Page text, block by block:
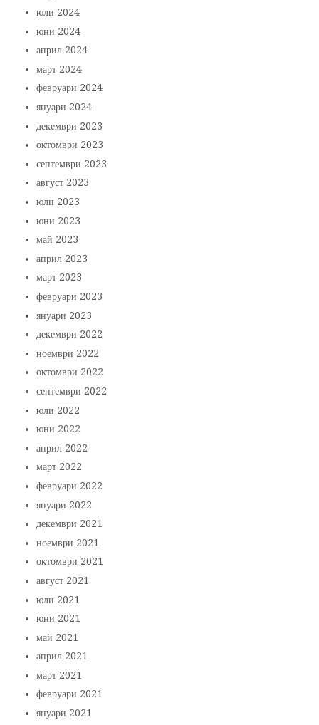
юли 2024
юни 2024
април 2024
март 2024
февруари 2024
януари 2024
декември 2023
октомври 2023
септември 2023
август 2023
юли 2023
юни 2023
май 2023
април 2023
март 2023
февруари 2023
януари 2023
декември 2022
ноември 2022
октомври 2022
септември 2022
юли 2022
юни 2022
април 2022
март 2022
февруари 2022
януари 2022
декември 2021
ноември 2021
октомври 2021
август 2021
юли 2021
юни 2021
май 2021
април 2021
март 2021
февруари 2021
януари 2021